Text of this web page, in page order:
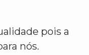
pois a
nós.